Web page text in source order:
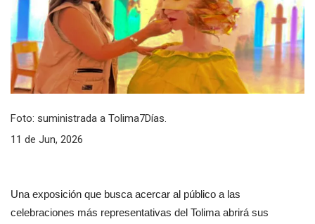
Foto: suministrada a Tolima7Días.
11 de Jun, 2026
Una exposición que busca acercar al público a las
celebraciones más representativas del Tolima abrirá sus